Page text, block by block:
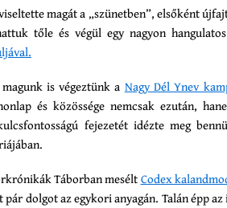
magát a „szünetben”, elsőként
tőle és végül egy nagyon
is végeztünk a Nagy Dél Ynev
és közössége nemcsak ezután,
fejezetét idézte meg
Táborban meséltCodex
dolgot az egykori anyagán. Talán épp